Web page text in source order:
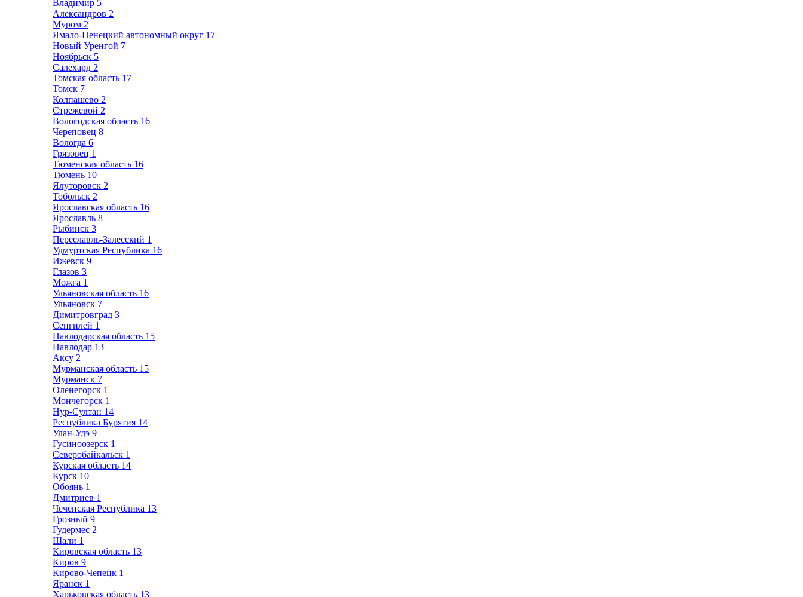
Владимир 5
Александров 2
Муром 2
Ямало-Ненецкий автономный округ 17
Новый Уренгой 7
Ноябрьск 5
Салехард 2
Томская область 17
Томск 7
Колпашево 2
Стрежевой 2
Вологодская область 16
Череповец 8
Вологда 6
Грязовец 1
Тюменская область 16
Тюмень 10
Ялуторовск 2
Тобольск 2
Ярославская область 16
Ярославль 8
Рыбинск 3
Переславль-Залесский 1
Удмуртская Республика 16
Ижевск 9
Глазов 3
Можга 1
Ульяновская область 16
Ульяновск 7
Димитровград 3
Сенгилей 1
Павлодарская область 15
Павлодар 13
Аксу 2
Мурманская область 15
Мурманск 7
Оленегорск 1
Мончегорск 1
Нур-Султан 14
Республика Бурятия 14
Улан-Удэ 9
Гусиноозерск 1
Северобайкальск 1
Курская область 14
Курск 10
Обоянь 1
Дмитриев 1
Чеченская Республика 13
Грозный 9
Гудермес 2
Шали 1
Кировская область 13
Киров 9
Кирово-Чепецк 1
Яранск 1
Харьковская область 13